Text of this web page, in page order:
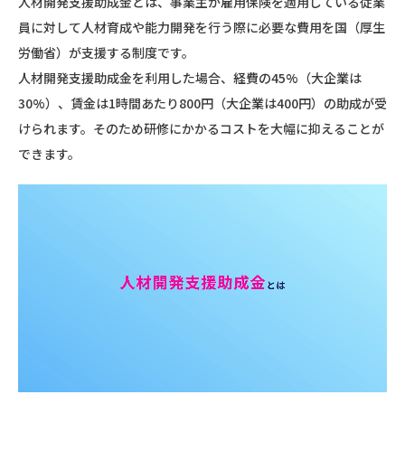
員に対して人材育成や能力開発を行う際に必要な費用を国（厚生
労働省）が支援する制度です。
人材開発支援助成金を利用した場合、経費の45%（大企業は
30%）、賃金は1時間あたり800円（大企業は400円）の助成が受
けられます。そのため研修にかかるコストを大幅に抑えることが
できます。